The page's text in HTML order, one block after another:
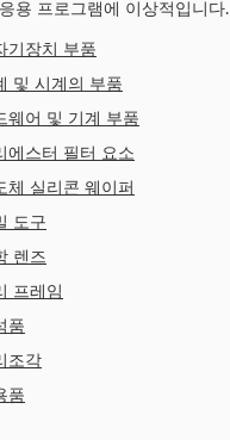
용 프로그램에 이상적입니다.
기장치 부품
및 시계의 부품
웨어 및 기계 부품
에스터 필터 요소
체 실리콘 웨이퍼
도구
렌즈
프레임
품
조각
품